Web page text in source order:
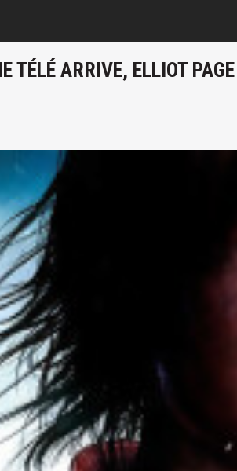
TÉLÉ ARRIVE, ELLIOT